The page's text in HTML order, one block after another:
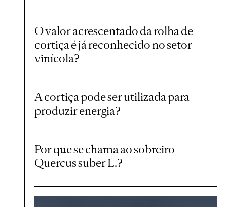
O valor acrescentado da rolha de
cortiça é já reconhecido no setor
vinícola?
A cortiça pode ser utilizada para
produzir energia?
Por que se chama ao sobreiro
Quercus suber L.?